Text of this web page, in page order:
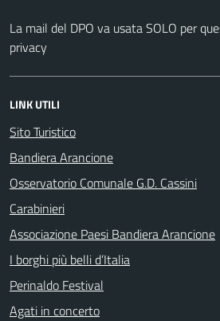
La mail del DPO va usata SOLO per
privacy
LINK UTILI
Sito Turistico
Bandiera Arancione
Osservatorio Comunale G.D. Cassini
Carabinieri
Associazione Paesi Bandiera Arancione
I borghi più belli d’Italia
Perinaldo Festival
Agati in concerto